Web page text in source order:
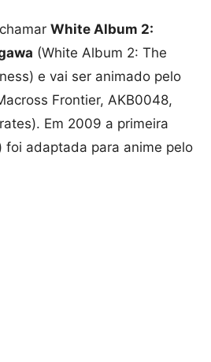
White Album 2:
(White Album 2: The
e vai ser animado pelo
Frontier, AKB0048,
Em 2009 a primeira
foi adaptada para anime pelo